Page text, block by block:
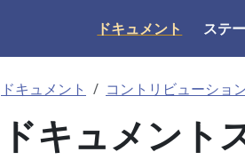
ドキュメント ステ
ドキュメント コントリビューショ
ドキュメント